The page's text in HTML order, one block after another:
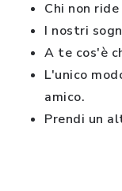
Chi non
I nostri
A te cos'è
L'unico
amico.
Prendi un